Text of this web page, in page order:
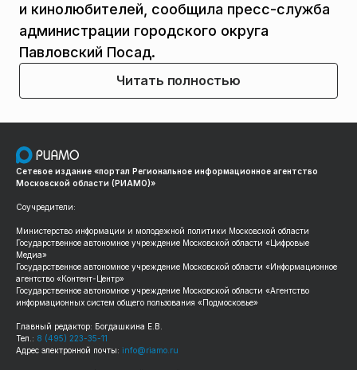
и кинолюбителей, сообщила пресс-служба
администрации городского округа
Павловский Посад.
Читать полностью
Сетевое издание «портал Региональное информационное агентство
Московской области (РИАМО)»
Соучредители:
Министерство информации и молодежной политики Московской области
Государственное автономное учреждение Московской области «Цифровые
Медиа»
Государственное автономное учреждение Московской области «Информационное
агентство «Контент-Центр»
Государственное автономное учреждение Московской области «Агентство
информационных систем общего пользования «Подмосковье»
Главный редактор: Богдашкина Е.В.
Тел.: 8 (495) 223-35-11
Адрес электронной почты: info@riamo.ru